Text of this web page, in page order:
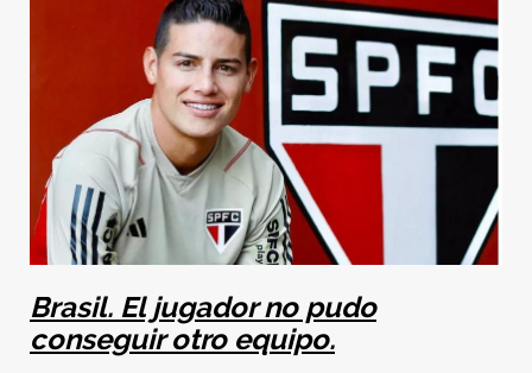
Brasil. El jugador no pudo
conseguir otro equipo.